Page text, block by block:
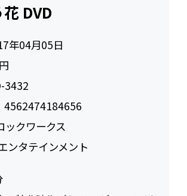
DVD
年04月05日
3432
4562474184656
ックワークス
ンタテインメント